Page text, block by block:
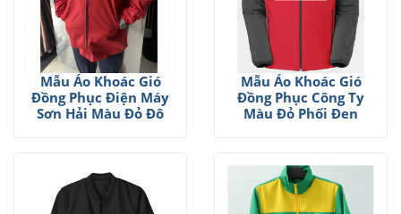
Mẫu Áo Khoác Gió
Đồng Phục Điện Máy
Sơn Hải Màu Đỏ Đô
Mẫu Áo Khoác Gió
Đồng Phục Công Ty
Màu Đỏ Phối Đen